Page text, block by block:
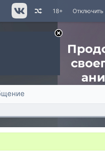
Отключить
18+